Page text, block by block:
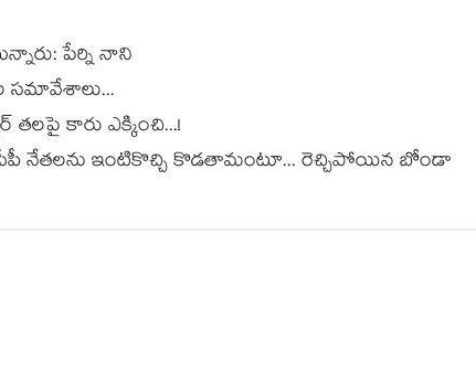
పేర్ని నాని
సమావేశాలు...
కారు ఎక్కించి...!
నేతలను ఇంటికొచ్చి కొడతామంటూ... రెచ్చిపోయిన బోండా